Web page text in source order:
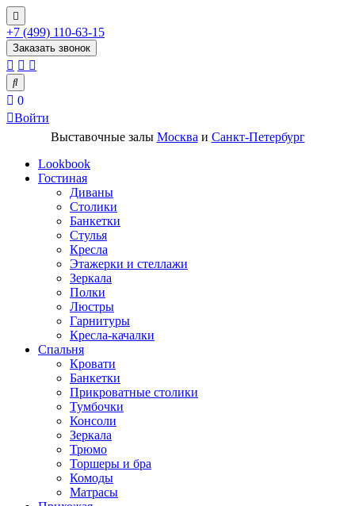
+7 (499) 110-63-15
Заказать звонок
0
Войти
Выставочные залы Москва и Санкт-Петербург
Lookbook
Гостиная
Диваны
Столики
Банкетки
Стулья
Кресла
Этажерки и стеллажи
Зеркала
Полки
Люстры
Гарнитуры
Кресла-качалки
Спальня
Кровати
Банкетки
Прикроватные столики
Тумбочки
Консоли
Зеркала
Трюмо
Торшеры и бра
Комоды
Матрасы